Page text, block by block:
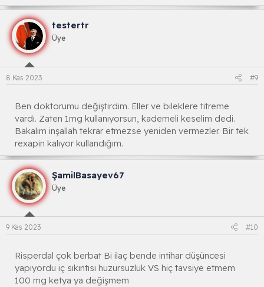
testertr
Üye
8 Kas 2023 #9
Ben doktorumu değiştirdim. Eller ve bileklere titreme
vardı. Zaten 1mg kullanıyorsun, kademeli keselim dedi.
Bakalım inşallah tekrar etmezse yeniden vermezler. Bir tek
rexapin kalıyor kullandığım.
ŞamilBasayev67
Üye
9 Kas 2023 #10
Risperdal çok berbat Bi ilaç bende intihar düşüncesi
yapıyordu iç sıkıntısı huzursuzluk VS hiç tavsiye etmem
100 mg ketya ya değişmem